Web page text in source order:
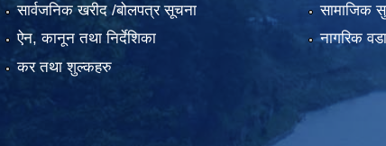
सार्वजनिक खरीद /बोलपत्र सूचना
ऐन, कानून तथा निर्देशिका
कर तथा शुल्कहरु
सामाजिक
नागरिक